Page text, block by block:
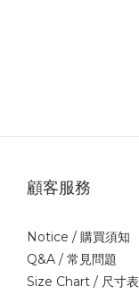
顧客服務
Notice / 購買須知
Q&A / 常見問題
Size Chart / 尺寸表